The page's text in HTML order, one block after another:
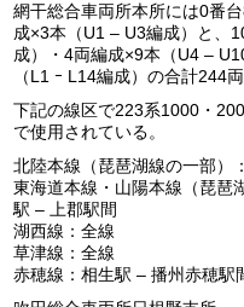
網干総合車両所本所には0番
成×3本（U1 – U3編成）と、
成）・4両編成×9本（U4 –
（L1 ｰ L14編成）の合計244
下記の線区で223系1000・
で使用されている。
北陸本線（琵琶湖線の一部）
東海道本線・山陽本線（琵琶
駅 – 上郡駅間
湖西線：全線
草津線：全線
赤穂線：相生駅 – 播州赤穂駅